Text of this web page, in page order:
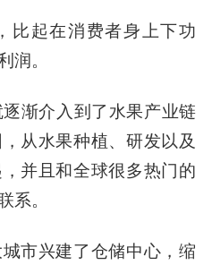
比起在消费者身上下功
润。
渐介入到了水果产业链
从水果种植、研发以及
并且和全球很多热门的
系。
市兴建了仓储中心，缩